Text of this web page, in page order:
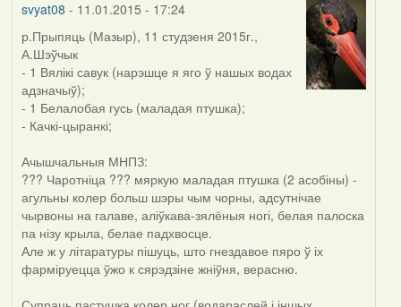
svyat08 - 11.01.2015 - 17:24
р.Прыпяць (Мазыр), 11 студзеня 2015г.,
А.Шэўчык
- 1 Вялікі савук (нарэшце я яго ў нашых водах
адзначыў);
- 1 Белалобая гусь (маладая птушка);
- Качкі-цыранкі;
Ачышчальныя МНПЗ:
??? Чаротніца ??? мяркую маладая птушка (2 асобіны) -
агульны колер больш шэры чым чорны, адсутнічае
чырвоны на галаве, аліўкава-зялёныя ногі, белая палоска
па нізу крыла, белае падхвосце.
Але ж у літаратуры пішуць, што гнездавое пяро ў іх
фарміруецца ўжо к сярэдзіне жніўня, верасню.